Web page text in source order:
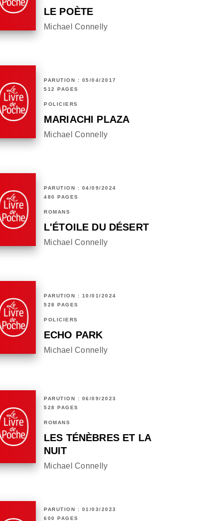
LE POÈTE
Michael Connelly
PARUTION : 05/04/2017
512 PAGES
POLICIERS
MARIACHI PLAZA
Michael Connelly
PARUTION : 04/09/2024
480 PAGES
ROMANS
L'ÉTOILE DU DÉSERT
Michael Connelly
PARUTION : 10/01/2024
528 PAGES
POLICIERS
ECHO PARK
Michael Connelly
PARUTION : 06/09/2023
528 PAGES
ROMANS
LES TÉNÈBRES ET LA
NUIT
Michael Connelly
PARUTION : 01/03/2023
600 PAGES